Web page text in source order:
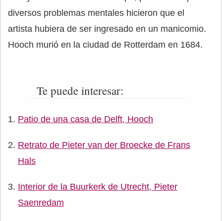
diversos problemas mentales hicieron que el
artista hubiera de ser ingresado en un manicomio.
Hooch murió en la ciudad de Rotterdam en 1684.
Te puede interesar:
Patio de una casa de Delft, Hooch
Retrato de Pieter van der Broecke de Frans
Hals
Interior de la Buurkerk de Utrecht, Pieter
Saenredam